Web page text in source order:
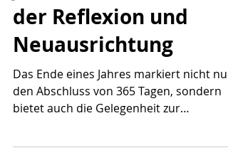
Jahreswechsel als Zeit
der Reflexion und
Neuausrichtung
Das Ende eines Jahres markiert nicht nur
den Abschluss von 365 Tagen, sondern
persönlichen Reflexion und...